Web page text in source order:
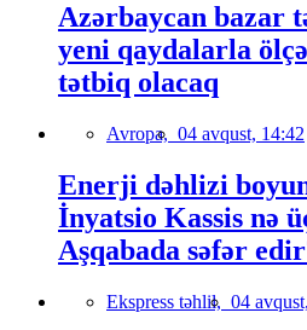
Azərbaycan bazar
yeni qaydalarla
tətbiq olacaq
Avropa, 04 avqust, 14:42
Enerji dəhlizi
İnyatsio Kassis nə
Aşqabada səfər
Ekspress təhlil, 04